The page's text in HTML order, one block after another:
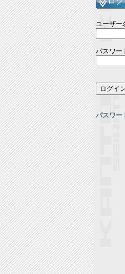
ユーザー
パスワー
パスワー